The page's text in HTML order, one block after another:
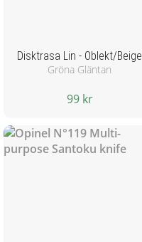
Disktrasa Lin - Oblekt/Beige
Gröna Gläntan
99 kr